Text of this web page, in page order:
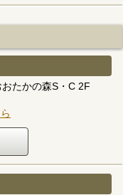
たかの森S・C 2F